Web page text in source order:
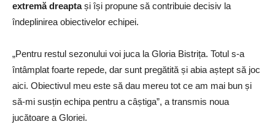
extremă dreaptași își propune să contribuie decisiv la
îndeplinirea obiectivelor echipei.
„Pentru restul sezonului voi juca la Gloria Bistrița. Totul s-a
întâmplat foarte repede, dar sunt pregătită și abia aștept să joc
aici. Obiectivul meu este să dau mereu tot ce am mai bun și
să-mi susțin echipa pentru a câștiga”, a transmis noua
jucătoare a Gloriei.